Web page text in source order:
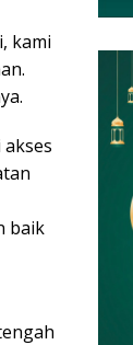
kami
baik